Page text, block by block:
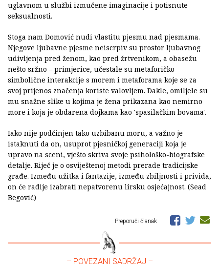
uglavnom u službi izmučene imaginacije i potisnute
seksualnosti.
Stoga nam Domović nudi vlastitu pjesmu nad pjesmama.
Njegove ljubavne pjesme neiscrpiv su prostor ljubavnog
udivljenja pred ženom, kao pred žrtvenikom, a obasežu
nešto sržno – primjerice, učestale su metaforičko
simbolične interakcije s morem i metaforama koje se za
svoj prijenos značenja koriste valovljem. Dakle, omiljele su
mu snažne slike u kojima je žena prikazana kao nemirno
more i koja je obdarena dojkama kao 'spasilačkim bovama'.
Iako nije podčinjen tako uzbibanu moru, a važno je
istaknuti da on, usuprot pjesničkoj generaciji koja je
upravo na sceni, vješto skriva svoje psihološko-biografske
detalje. Riječ je o osviještenoj metodi prerade tradicijske
građe. Između užitka i fantazije, između zbiljnosti i privida,
on će radije izabrati nepatvorenu lirsku osjećajnost. (Sead
Begović)
Preporuči članak
– POVEZANI SADRŽAJ –